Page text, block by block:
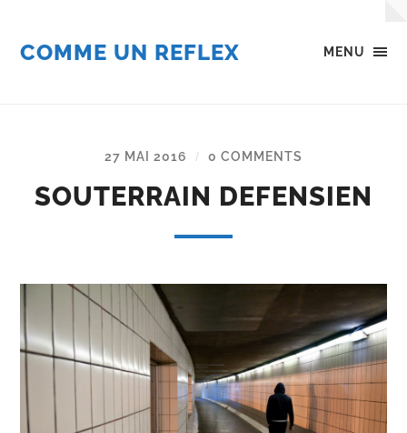
MENU
COMME UN REFLEX
27 MAI 2016 / 0 COMMENTS
SOUTERRAIN DEFENSIEN